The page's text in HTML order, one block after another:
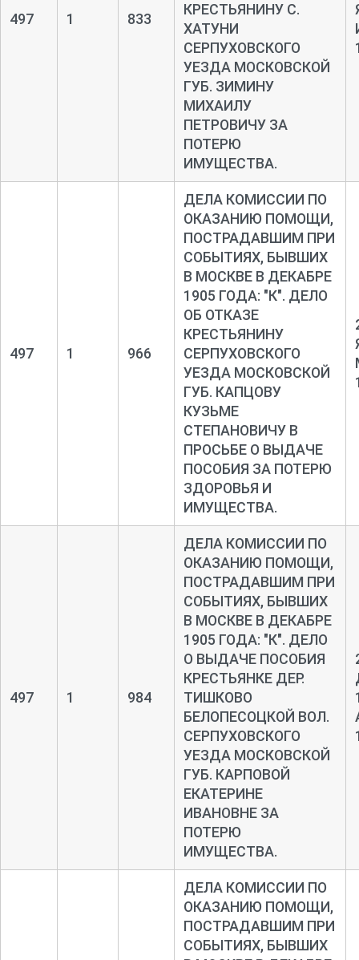
497 1 833
КРЕСТЬЯНИНУ С.
ХАТУНИ
СЕРПУХОВСКОГО
УЕЗДА МОСКОВСКОЙ
ГУБ. ЗИМИНУ
МИХАИЛУ
ПЕТРОВИЧУ ЗА
ПОТЕРЮ
ИМУЩЕСТВА.
497 1 966
ДЕЛА КОМИССИИ ПО
ОКАЗАНИЮ ПОМОЩИ,
ПОСТРАДАВШИМ ПРИ
СОБЫТИЯХ, БЫВШИХ
В МОСКВЕ В ДЕКАБРЕ
1905 ГОДА: "К". ДЕЛО
ОБ ОТКАЗЕ
КРЕСТЬЯНИНУ
СЕРПУХОВСКОГО
УЕЗДА МОСКОВСКОЙ
ГУБ. КАПЦОВУ
КУЗЬМЕ
СТЕПАНОВИЧУ В
ПРОСЬБЕ О ВЫДАЧЕ
ПОСОБИЯ ЗА ПОТЕРЮ
ЗДОРОВЬЯ И
ИМУЩЕСТВА.
497 1 984
ДЕЛА КОМИССИИ ПО
ОКАЗАНИЮ ПОМОЩИ,
ПОСТРАДАВШИМ ПРИ
СОБЫТИЯХ, БЫВШИХ
В МОСКВЕ В ДЕКАБРЕ
1905 ГОДА: "К". ДЕЛО
О ВЫДАЧЕ ПОСОБИЯ
КРЕСТЬЯНКЕ ДЕР.
ТИШКОВО
БЕЛОПЕСОЦКОЙ ВОЛ.
СЕРПУХОВСКОГО
УЕЗДА МОСКОВСКОЙ
ГУБ. КАРПОВОЙ
ЕКАТЕРИНЕ
ИВАНОВНЕ ЗА
ПОТЕРЮ
ИМУЩЕСТВА.
ДЕЛА КОМИССИИ ПО
ОКАЗАНИЮ ПОМОЩИ,
ПОСТРАДАВШИМ ПРИ
СОБЫТИЯХ, БЫВШИХ